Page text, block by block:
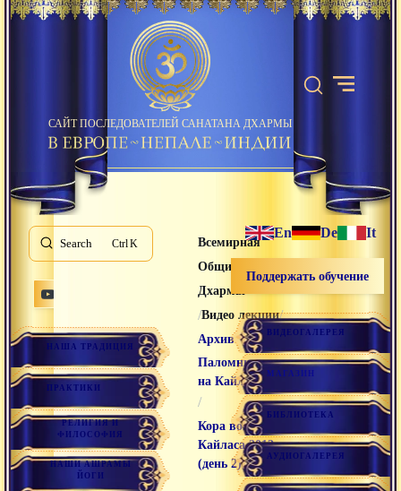
САЙТ ПОСЛЕДОВАТЕЛЕЙ САНАТАНА ДХАРМЫ
Search K
НАША ТРАДИЦИЯ
ПРАКТИКИ
РЕЛИГИЯ И
ФИЛОСОФИЯ
НАШИ АШРАМЫ
ЙОГИ
Всемирная
Община Санатана
Дхармы
/Видео лекции/
Архив /
Паломничество
на Кайлас 2012
/
Кора вокруг
Кайласа 2012
(день 2)
En De It
Поддержать обучение
ВИДЕОГАЛЕРЕЯ
МАГАЗИН
БИБЛИОТЕКА
АУДИОГАЛЕРЕЯ